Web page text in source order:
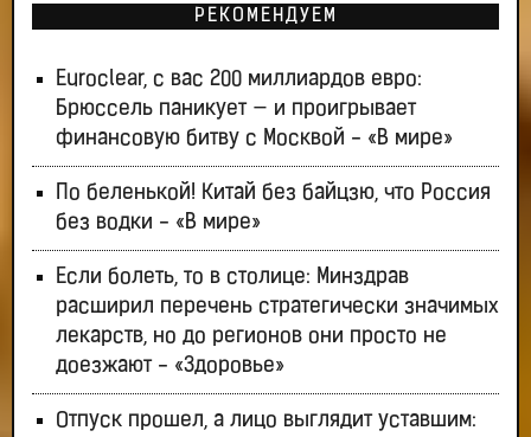
РЕКОМЕНДУЕМ
Euroclear, с вас 200 миллиардов евро:
Брюссель паникует — и проигрывает
финансовую битву с Москвой - «В мире»
По беленькой! Китай без байцзю, что Россия
без водки - «В мире»
Если болеть, то в столице: Минздрав
расширил перечень стратегически значимых
лекарств, но до регионов они просто не
доезжают - «Здоровье»
Отпуск прошел, а лицо выглядит уставшим: